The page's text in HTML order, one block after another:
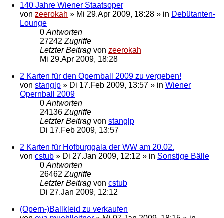
140 Jahre Wiener Staatsoper
von zeerokah » Mi 29.Apr 2009, 18:28 » in Debütanten-
Lounge
0 Antworten
27242 Zugriffe
Letzter Beitrag von zeerokah
Mi 29.Apr 2009, 18:28
2 Karten für den Opernball 2009 zu vergeben!
von stanglp » Di 17.Feb 2009, 13:57 » in Wiener
Opernball 2009
0 Antworten
24136 Zugriffe
Letzter Beitrag von stanglp
Di 17.Feb 2009, 13:57
2 Karten für Hofburggala der WW am 20.02.
von cstub » Di 27.Jan 2009, 12:12 » in Sonstige Bälle
0 Antworten
26462 Zugriffe
Letzter Beitrag von cstub
Di 27.Jan 2009, 12:12
(Opern-)Ballkleid zu verkaufen